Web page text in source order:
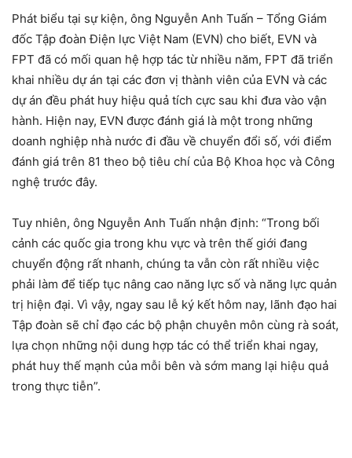
Phát biểu tại sự kiện, ông Nguyễn Anh Tuấn – Tổng Giám
đốc Tập đoàn Điện lực Việt Nam (EVN) cho biết, EVN và
FPT đã có mối quan hệ hợp tác từ nhiều năm, FPT đã triển
khai nhiều dự án tại các đơn vị thành viên của EVN và các
dự án đều phát huy hiệu quả tích cực sau khi đưa vào vận
hành. Hiện nay, EVN được đánh giá là một trong những
doanh nghiệp nhà nước đi đầu về chuyển đổi số, với điểm
đánh giá trên 81 theo bộ tiêu chí của Bộ Khoa học và Công
nghệ trước đây.
Tuy nhiên, ông Nguyễn Anh Tuấn nhận định: “Trong bối
cảnh các quốc gia trong khu vực và trên thế giới đang
chuyển động rất nhanh, chúng ta vẫn còn rất nhiều việc
phải làm để tiếp tục nâng cao năng lực số và năng lực quản
trị hiện đại. Vì vậy, ngay sau lễ ký kết hôm nay, lãnh đạo hai
Tập đoàn sẽ chỉ đạo các bộ phận chuyên môn cùng rà soát,
lựa chọn những nội dung hợp tác có thể triển khai ngay,
phát huy thế mạnh của mỗi bên và sớm mang lại hiệu quả
trong thực tiễn”.